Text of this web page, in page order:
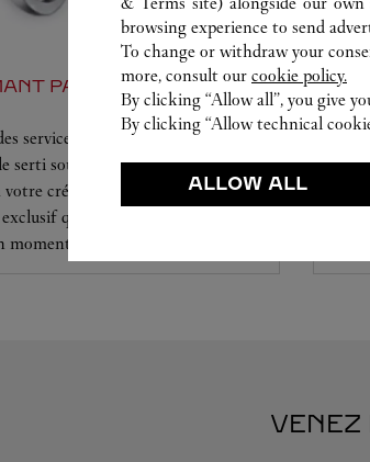
PAR CARTIER
services à la mesure de vos rêves.
serti souhaité ainsi que le diamant
création. Laissez-vous séduire
qui vous procurera
unique.
cette
vos
VENEZ
browsing experience to send
To change or withdraw your
more, consult our cookie policy.
By clicking “Allow all”, you give
By clicking “Allow technical
ALLOW ALL